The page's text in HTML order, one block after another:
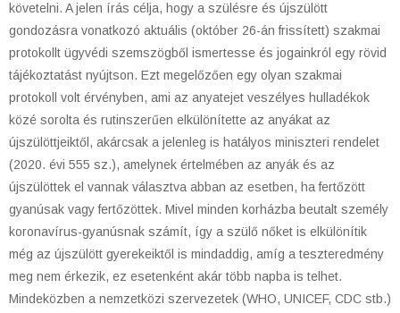
követelni. A jelen írás célja, hogy a szülésre és újszülött
gondozásra vonatkozó aktuális (október 26-án frissített) szakmai
protokollt ügyvédi szemszögből ismertesse és jogainkról egy rövid
tájékoztatást nyújtson. Ezt megelőzően egy olyan szakmai
protokoll volt érvényben, ami az anyatejet veszélyes hulladékok
közé sorolta és rutinszerűen elkülönítette az anyákat az
újszülöttjeiktől, akárcsak a jelenleg is hatályos miniszteri rendelet
(2020. évi 555 sz.), amelynek értelmében az anyák és az
újszülöttek el vannak választva abban az esetben, ha fertőzött
gyanúsak vagy fertőzöttek. Mivel minden korházba beutalt személy
koronavírus-gyanúsnak számít, így a szülő nőket is elkülönítik
még az újszülött gyerekeiktől is mindaddig, amíg a teszteredmény
meg nem érkezik, ez esetenként akár több napba is telhet.
Mindeközben a nemzetközi szervezetek (WHO, UNICEF, CDC stb.)